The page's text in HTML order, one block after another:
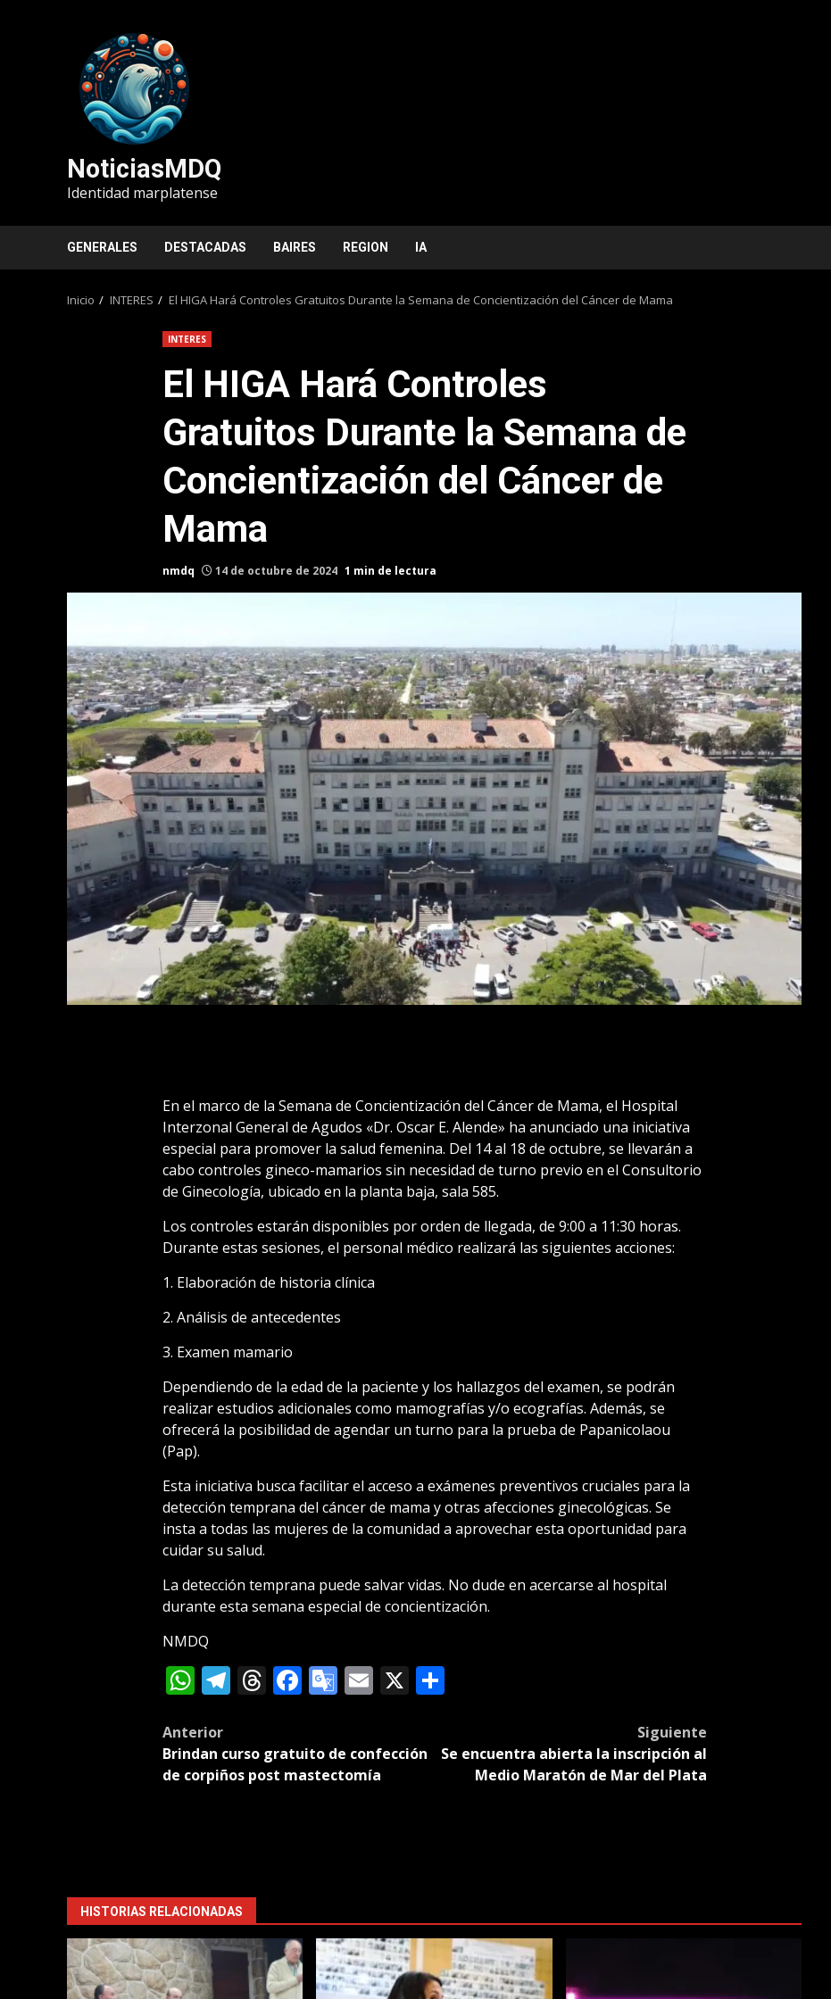
NoticiasMDQ
Identidad marplatense
GENERALES DESTACADAS BAIRES REGION IA
Inicio INTERES El HIGA Hará Controles Gratuitos Durante la Semana de Concientización del Cáncer de Mama
INTERES
El HIGA Hará Controles
Gratuitos Durante la Semana de
Concientización del Cáncer de
Mama
nmdq 14 de octubre de 2024 1 min de lectura
En el marco de la Semana de Concientización del Cáncer de Mama, el Hospital
Interzonal General de Agudos «Dr. Oscar E. Alende» ha anunciado una iniciativa
especial para promover la salud femenina. Del 14 al 18 de octubre, se llevarán a
cabo controles gineco-mamarios sin necesidad de turno previo en el Consultorio
de Ginecología, ubicado en la planta baja, sala 585.
Los controles estarán disponibles por orden de llegada, de 9:00 a 11:30 horas.
Durante estas sesiones, el personal médico realizará las siguientes acciones:
1. Elaboración de historia clínica
2. Análisis de antecedentes
3. Examen mamario
Dependiendo de la edad de la paciente y los hallazgos del examen, se podrán
realizar estudios adicionales como mamografías y/o ecografías. Además, se
ofrecerá la posibilidad de agendar un turno para la prueba de Papanicolaou
(Pap).
Esta iniciativa busca facilitar el acceso a exámenes preventivos cruciales para la
detección temprana del cáncer de mama y otras afecciones ginecológicas. Se
insta a todas las mujeres de la comunidad a aprovechar esta oportunidad para
cuidar su salud.
La detección temprana puede salvar vidas. No dude en acercarse al hospital
durante esta semana especial de concientización.
NMDQ
WhatsApp
Telegram
Threads
Facebook
Google
Email
X Compartir
Post
navigation
Anterior
Brindan curso gratuito de confección
de corpiños post mastectomía
Siguiente
Se encuentra abierta la inscripción al
Medio Maratón de Mar del Plata
HISTORIAS RELACIONADAS